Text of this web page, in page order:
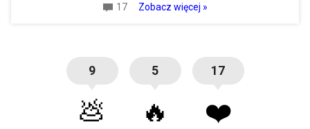
17 Zobacz więcej »
9
💩
5
🔥
17
❤️